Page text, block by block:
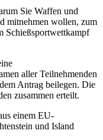
Sie Waffen und
mitnehmen wollen, zum
Schießsportwettkampf
aller Teilnehmenden
Antrag beilegen. Die
zusammen erteilt.
einem EU-
und Island